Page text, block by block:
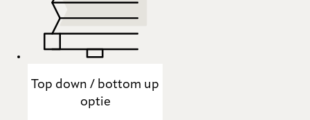
Top down / bottom up
optie